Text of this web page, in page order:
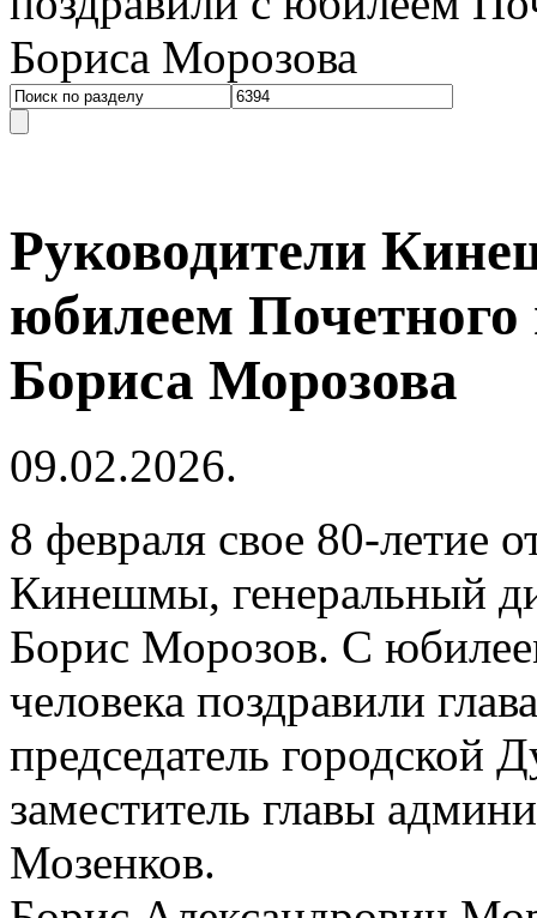
Бориса Морозова
Руководители
юбилеем Почетного
Бориса Морозова
09.02.2026.
8 февраля свое 80-летие
Кинешмы, генеральный
Борис Морозов. С
человека поздравили
председатель
заместитель главы
Мозенков.